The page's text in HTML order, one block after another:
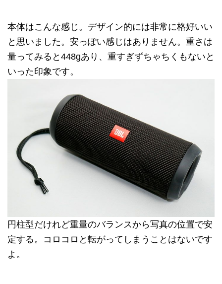
本体はこんな感じ。デザイン的には非常に格好いい
と思いました。安っぽい感じはありません。重さは
量ってみると448gあり、重すぎずちゃちくもないと
いった印象です。
円柱型だけれど重量のバランスから写真の位置で安
定する。コロコロと転がってしまうことはないです
よ。